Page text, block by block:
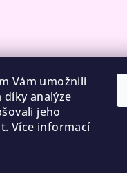
Vám umožnili
analýze
jeho
Více informací